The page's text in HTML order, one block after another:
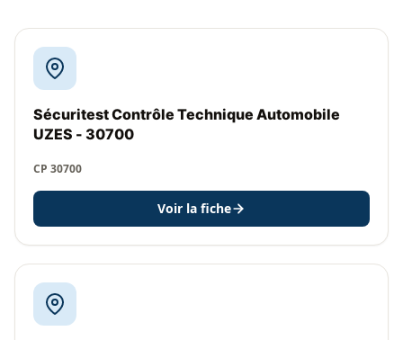
Sécuritest Contrôle Technique Automobile
UZES - 30700
CP 30700
Voir la fiche